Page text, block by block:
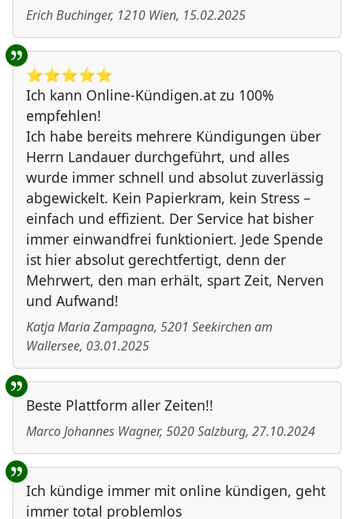
Erich Buchinger, 1210 Wien, 15.02.2025
⭐️⭐️⭐️⭐️⭐️
Ich kann Online-Kündigen.at zu 100%
empfehlen!
Ich habe bereits mehrere Kündigungen über
Herrn Landauer durchgeführt, und alles
wurde immer schnell und absolut zuverlässig
abgewickelt. Kein Papierkram, kein Stress –
einfach und effizient. Der Service hat bisher
immer einwandfrei funktioniert. Jede Spende
ist hier absolut gerechtfertigt, denn der
Mehrwert, den man erhält, spart Zeit, Nerven
und Aufwand!
Katja Maria Zampagna, 5201 Seekirchen am
Wallersee, 03.01.2025
Beste Plattform aller Zeiten!!
Marco Johannes Wagner, 5020Salzburg, 27.10.2024
Ich kündige immer mit online kündigen, geht
immer total problemlos